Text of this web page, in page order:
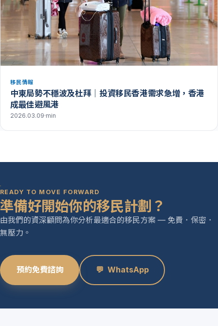
移民情報
中東局勢不穩波及杜拜｜投資移民香港需求急增，香港
成最佳避風港
2026.03.09·min
READY TO MOVE FORWARD
準備好開始你的移民計劃？
由我們的資深顧問為你分析最適合的移民方案 — 免費．保密．
無壓力。
預約免費諮詢 💬 WhatsApp